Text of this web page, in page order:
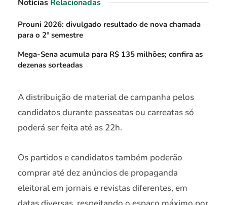
Notícias Relacionadas
Prouni 2026: divulgado resultado de nova chamada
para o 2º semestre
Mega-Sena acumula para R$ 135 milhões; confira as
dezenas sorteadas
A distribuição de material de campanha pelos
candidatos durante passeatas ou carreatas só
poderá ser feita até as 22h.
Os partidos e candidatos também poderão
comprar até dez anúncios de propaganda
eleitoral em jornais e revistas diferentes, em